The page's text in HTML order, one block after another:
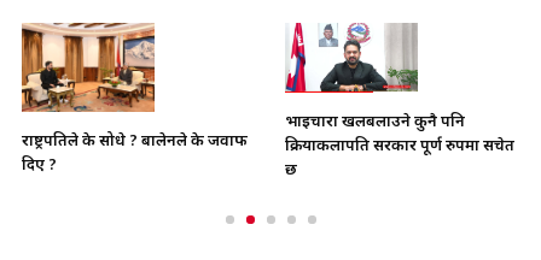
राष्ट्रपतिले के सोधे ? बालेनले के जवाफ
दिए ?
भाइचारा खलबलाउने कुनै पनि
क्रियाकलापप्रति सरकार पूर्ण रुपमा सचेत
छ